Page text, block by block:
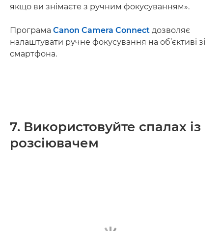
якщо ви знімаєте з ручним фокусуванням».
Програма Canon Camera Connect дозволяє
налаштувати ручне фокусування на об’єктиві зі
смартфона.
7. Використовуйте спалах із
розсіювачем